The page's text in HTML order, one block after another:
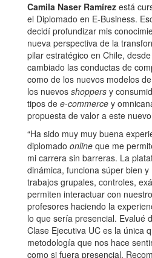
Camila Naser Ramírez está
el Diplomado en E-Business.
decidí profundizar mis
nueva perspectiva de la
pilar estratégico en Chile,
cambiado las conductas de
como de los nuevos modelos
los nuevos shoppers y
tipos de e-commerce y
propuesta de valor a este
“Ha sido muy muy buena
diplomado online que me
mi carrera sin barreras. La
dinámica, funciona súper bien y
trabajos grupales, controles,
permiten interactuar con
profesores haciendo la
lo que sería presencial. Evalué
Clase Ejecutiva UC es la única
metodología que nos hace
como si fuera presencial.